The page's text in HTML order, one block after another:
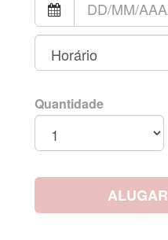
Quantidade
ALUGAR